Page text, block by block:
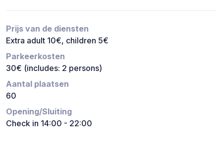
Prijs van de diensten
Extra adult 10€, children 5€
Parkeerkosten
30€ (includes: 2 persons)
Aantal plaatsen
60
Opening/Sluiting
Check in 14:00 - 22:00